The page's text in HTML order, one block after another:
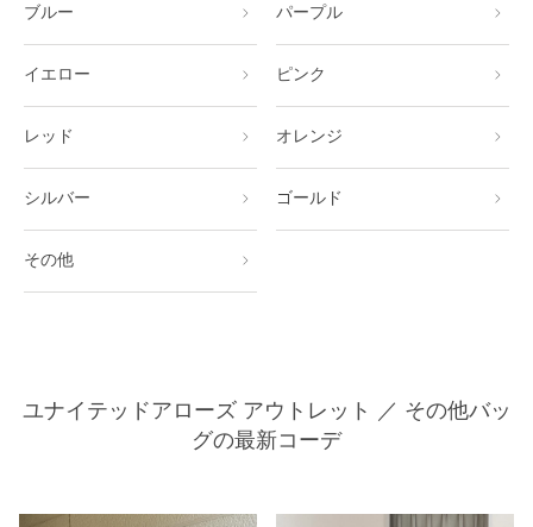
ブルー パープル
イエロー ピンク
レッド オレンジ
シルバー ゴールド
その他
ユナイテッドアローズ アウトレット ／ その他バッ
グの最新コーデ